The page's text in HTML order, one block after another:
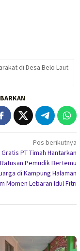
di Desa Belo Laut
Pos berikutnya
PT Timah Hantarkan
Ratusan Pemudik Bertemu
di Kampung Halaman
Momen Lebaran Idul Fitri